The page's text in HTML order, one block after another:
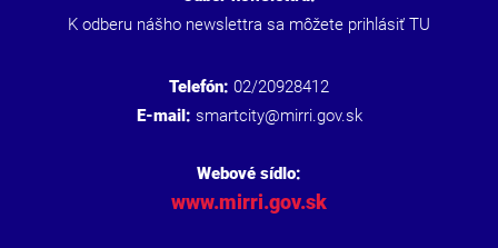
K odberu nášho newslettra sa môžete prihlásiť TU
Telefón: 02/20928412
E-mail: smartcity@mirri.gov.sk
Webové sídlo:
www.mirri.gov.sk